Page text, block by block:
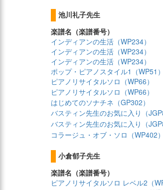
池川礼子先生
楽譜名（楽譜番号）
インディアンの生活（WP234）
インディアンの生活（WP234）
インディアンの生活（WP234）
ポップ・ピアノスタイル1（WP51）
ピアノリサイタルソロ（WP66）
ピアノリサイタルソロ（WP66）
はじめてのソナチネ（GP302）
バスティン先生のお気に入り（
バスティン先生のお気に入り（
コラージュ・オブ・ソロ（WP402）
小倉郁子先生
楽譜名（楽譜番号）
ピアノリサイタルソロ レベル2（